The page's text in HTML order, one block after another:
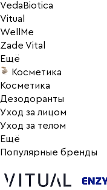
VedaBiotica
Vitual
WellMe
Zade Vital
Ещё
Косметика
Косметика
Дезодоранты
Уход за лицом
Уход за телом
Ещё
Популярные бренды